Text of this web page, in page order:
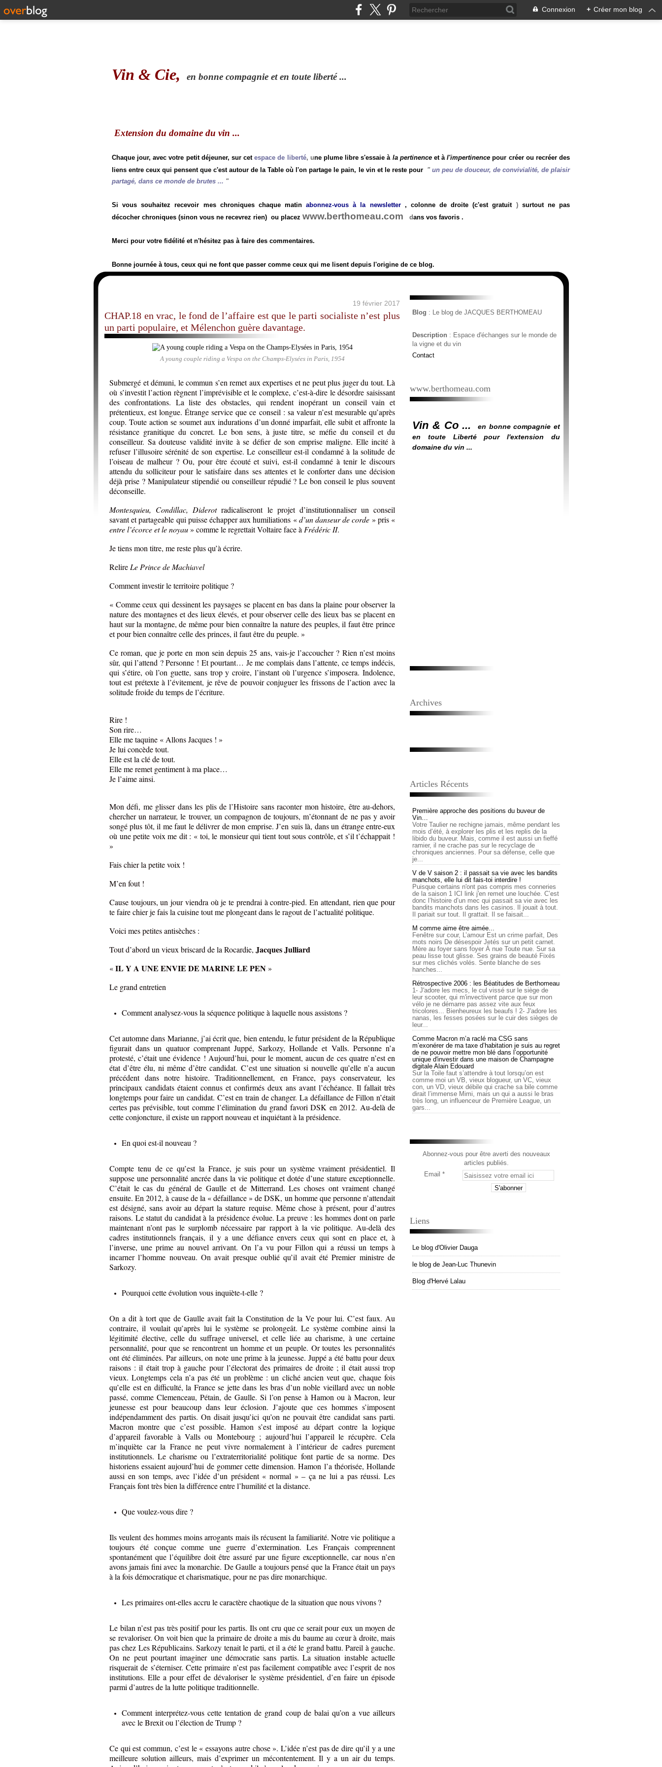
Connexion + Créer mon blog
Vin & Cie, en bonne compagnie et en toute liberté ...
Extension du domaine du vin ...
Chaque jour, avec votre petit déjeuner, sur cetespace de liberté, une plume libre s'essaie à la pertinenceet àl'impertinence pour créer ou recréer des
liens entre ceux qui pensent que c'est autour de la Table où l'on partage le pain, le vin et le reste pour "un peu de douceur, de convivialité, de plaisir
partagé, dans ce monde de brutes ... "
Si vous souhaitez recevoir mes chroniques chaque matinabonnez-vous à la newsletter, colonne de droite (c'est gratuit) surtout ne pas
décocher chroniques (sinon vous ne recevrez rien) ou placez www.berthomeau.com dans vos favoris .
Merci pour votre fidélité et n'hésitez pas à faire des commentaires.
Bonne journée à tous, ceux qui ne font que passer comme ceux qui me lisent depuis l'origine de ce blog.
19 février 2017
CHAP.18 en vrac, le fond de l’affaire est que le parti socialiste n’est plus
un parti populaire, et Mélenchon guère davantage.
A young couple riding a Vespa on the Champs-Elysées in Paris, 1954
Submergé et démuni, le commun s’en remet aux expertises et ne peut plus juger du tout. Là
où s’investit l’action règnent l’imprévisible et le complexe, c’est-à-dire le désordre saisissant
des confrontations. La liste des obstacles, qui rendent inopérant un conseil vain et
prétentieux, est longue. Étrange service que ce conseil : sa valeur n’est mesurable qu’après
coup. Toute action se soumet aux indurations d’un donné imparfait, elle subit et affronte la
résistance granitique du concret. Le bon sens, à juste titre, se méfie du conseil et du
conseilleur. Sa douteuse validité invite à se défier de son emprise maligne. Elle incité à
refuser l’illusoire sérénité de son expertise. Le conseilleur est-il condamné à la solitude de
l’oiseau de malheur ? Ou, pour être écouté et suivi, est-il condamné à tenir le discours
attendu du solliciteur pour le satisfaire dans ses attentes et le conforter dans une décision
déjà prise ? Manipulateur stipendié ou conseilleur répudié ? Le bon conseil le plus souvent
déconseille.
Montesquieu, Condillac, Diderotradicaliseront le projet d’institutionnaliser un conseil
savant et partageable qui puisse échapper aux humiliations «d’un danseur de corde » pris «
entre l’écorce et le noyau» comme le regrettait Voltaire face à Frédéric II.
Je tiens mon titre, me reste plus qu’à écrire.
Relire Le Prince de Machiavel
Comment investir le territoire politique ?
« Comme ceux qui dessinent les paysages se placent en bas dans la plaine pour observer la
nature des montagnes et des lieux élevés, et pour observer celle des lieux bas se placent en
haut sur la montagne, de même pour bien connaître la nature des peuples, il faut être prince
et pour bien connaître celle des princes, il faut être du peuple. »
Ce roman, que je porte en mon sein depuis 25 ans, vais-je l’accoucher ? Rien n’est moins
sûr, qui l’attend ? Personne ! Et pourtant… Je me complais dans l’attente, ce temps indécis,
qui s’étire, où l’on guette, sans trop y croire, l’instant où l’urgence s’imposera. Indolence,
tout est prétexte à l’évitement, je rêve de pouvoir conjuguer les frissons de l’action avec la
solitude froide du temps de l’écriture.
Rire !
Son rire…
Elle me taquine « Allons Jacques ! »
Je lui concède tout.
Elle est la clé de tout.
Elle me remet gentiment à ma place…
Je l’aime ainsi.
Mon défi, me glisser dans les plis de l’Histoire sans raconter mon histoire, être au-dehors,
chercher un narrateur, le trouver, un compagnon de toujours, m’étonnant de ne pas y avoir
songé plus tôt, il me faut le délivrer de mon emprise. J’en suis là, dans un étrange entre-eux
où une petite voix me dit : « toi, le monsieur qui tient tout sous contrôle, et s’il t’échappait !
»
Fais chier la petite voix !
M’en fout !
Cause toujours, un jour viendra où je te prendrai à contre-pied. En attendant, rien que pour
te faire chier je fais la cuisine tout me plongeant dans le ragout de l’actualité politique.
Voici mes petites antisèches :
Tout d’abord un vieux briscard de la Rocardie, Jacques Julliard
«IL Y A UNE ENVIE DE MARINE LE PEN»
Le grand entretien
Comment analysez-vous la séquence politique à laquelle nous assistons ?
Cet automne dans Marianne, j’ai écrit que, bien entendu, le futur président de la République
figurait dans un quatuor comprenant Juppé, Sarkozy, Hollande et Valls. Personne n’a
protesté, c’était une évidence ! Aujourd’hui, pour le moment, aucun de ces quatre n’est en
état d’être élu, ni même d’être candidat. C’est une situation si nouvelle qu’elle n’a aucun
précédent dans notre histoire. Traditionnellement, en France, pays conservateur, les
principaux candidats étaient connus et confirmés deux ans avant l’échéance. Il fallait très
longtemps pour faire un candidat. C’est en train de changer. La défaillance de Fillon n’était
certes pas prévisible, tout comme l’élimination du grand favori DSK en 2012. Au-delà de
cette conjoncture, il existe un rapport nouveau et inquiétant à la présidence.
En quoi est-il nouveau ?
Compte tenu de ce qu’est la France, je suis pour un système vraiment présidentiel. Il
suppose une personnalité ancrée dans la vie politique et dotée d’une stature exceptionnelle.
C’était le cas du général de Gaulle et de Mitterrand. Les choses ont vraiment changé
ensuite. En 2012, à cause de la « défaillance » de DSK, un homme que personne n’attendait
est désigné, sans avoir au départ la stature requise. Même chose à présent, pour d’autres
raisons. Le statut du candidat à la présidence évolue. La preuve : les hommes dont on parle
maintenant n’ont pas le surplomb nécessaire par rapport à la vie politique. Au-delà des
cadres institutionnels français, il y a une défiance envers ceux qui sont en place et, à
l’inverse, une prime au nouvel arrivant. On l’a vu pour Fillon qui a réussi un temps à
incarner l’homme nouveau. On avait presque oublié qu’il avait été Premier ministre de
Sarkozy.
Pourquoi cette évolution vous inquiète-t-elle ?
On a dit à tort que de Gaulle avait fait la Constitution de la Ve pour lui. C’est faux. Au
contraire, il voulait qu’après lui le système se prolongeât. Le système combine ainsi la
légitimité élective, celle du suffrage universel, et celle liée au charisme, à une certaine
personnalité, pour que se rencontrent un homme et un peuple. Or toutes les personnalités
ont été éliminées. Par ailleurs, on note une prime à la jeunesse. Juppé a été battu pour deux
raisons : il était trop à gauche pour l’électorat des primaires de droite ; il était aussi trop
vieux. Longtemps cela n’a pas été un problème : un cliché ancien veut que, chaque fois
qu’elle est en difficulté, la France se jette dans les bras d’un noble vieillard avec un noble
passé, comme Clemenceau, Pétain, de Gaulle. Si l’on pense à Hamon ou à Macron, leur
jeunesse est pour beaucoup dans leur éclosion. J’ajoute que ces hommes s’imposent
indépendamment des partis. On disait jusqu’ici qu’on ne pouvait être candidat sans parti.
Macron montre que c’est possible. Hamon s’est imposé au départ contre la logique
d’appareil favorable à Valls ou Montebourg ; aujourd’hui l’appareil le récupère. Cela
m’inquiète car la France ne peut vivre normalement à l’intérieur de cadres purement
institutionnels. Le charisme ou l’extraterritorialité politique font partie de sa norme. Des
historiens essaient aujourd’hui de gommer cette dimension. Hamon l’a théorisée, Hollande
aussi en son temps, avec l’idée d’un président « normal » – ça ne lui a pas réussi. Les
Français font très bien la différence entre l’humilité et la distance.
Que voulez-vous dire ?
Ils veulent des hommes moins arrogants mais ils récusent la familiarité. Notre vie politique a
toujours été conçue comme une guerre d’extermination. Les Français comprennent
spontanément que l’équilibre doit être assuré par une figure exceptionnelle, car nous n’en
avons jamais fini avec la monarchie. De Gaulle a toujours pensé que la France était un pays
à la fois démocratique et charismatique, pour ne pas dire monarchique.
Les primaires ont-elles accru le caractère chaotique de la situation que nous vivons?
Le bilan n’est pas très positif pour les partis. Ils ont cru que ce serait pour eux un moyen de
se revaloriser. On voit bien que la primaire de droite a mis du baume au cœur à droite, mais
pas chez Les Républicains. Sarkozy tenait le parti, et il a été le grand battu. Pareil à gauche.
On ne peut pourtant imaginer une démocratie sans partis. La situation instable actuelle
risquerait de s’éterniser. Cette primaire n’est pas facilement compatible avec l’esprit de nos
institutions. Elle a pour effet de dévaloriser le système présidentiel, d’en faire un épisode
parmi d’autres de la lutte politique traditionnelle.
Comment interprétez-vous cette tentation de grand coup de balai qu’on a vue ailleurs
avec le Brexit ou l’élection de Trump ?
Ce qui est commun, c’est le « essayons autre chose ». L’idée n’est pas de dire qu’il y a une
meilleure solution ailleurs, mais d’exprimer un mécontentement. Il y a un air du temps.
Blog : Le blog de JACQUES BERTHOMEAU
Description : Espace d'échanges sur le monde de
la vigne et du vin
Contact
www.berthomeau.com
Vin & Co ...
en bonne compagnie et
en toute Liberté pour l'extension du
domaine du vin ...
Archives
Articles Récents
Première approche des positions du buveur de
Vin…
Votre Taulier ne rechigne jamais, même pendant les
mois d’été, à explorer les plis et les replis de la
libido du buveur. Mais, comme il est aussi un fieffé
ramier, il ne crache pas sur le recyclage de
chroniques anciennes. Pour sa défense, celle que
je...
V de V saison 2 : il passait sa vie avec les bandits
manchots, elle lui dit fais-toi interdire !
Puisque certains n'ont pas compris mes conneries
de la saison 1 ICI link j'en remet une louchée. C’est
donc l’histoire d’un mec qui passait sa vie avec les
bandits manchots dans les casinos. Il jouait à tout.
Il pariait sur tout. Il grattait. Il se faisait...
M comme aime être aimée...
Fenêtre sur cour, L’amour Est un crime parfait, Des
mots noirs De désespoir Jetés sur un petit carnet.
Mère au foyer sans foyer À nue Toute nue. Sur sa
peau lisse tout glisse. Ses grains de beauté Fixés
sur mes clichés volés. Sente blanche de ses
hanches...
Rétrospective 2006 : les Béatitudes de Berthomeau
1- J'adore les mecs, le cul vissé sur le siège de
leur scooter, qui m'invectivent parce que sur mon
vélo je ne démarre pas assez vite aux feux
tricolores... Bienheureux les beaufs ! 2- J'adore les
nanas, les fesses posées sur le cuir des sièges de
leur...
Comme Macron m’a raclé ma CSG sans
m’exonérer de ma taxe d’habitation je suis au regret
de ne pouvoir mettre mon blé dans l’opportunité
unique d'investir dans une maison de Champagne
digitale Alain Edouard
Sur la Toile faut s’attendre à tout lorsqu’on est
comme moi un VB, vieux blogueur, un VC, vieux
con, un VD, vieux débile qui crache sa bile comme
dirait l’immense Mimi, mais un qui a aussi le bras
très long, un influenceur de Première League, un
gars...
Abonnez-vous pour être averti des nouveaux
articles publiés.
Email
Liens
Le blog d'Olivier Dauga
le blog de Jean-Luc Thunevin
Blog d'Hervé Lalau